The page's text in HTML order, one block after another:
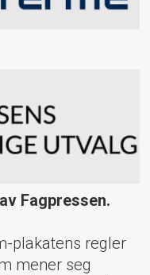
Fagpressen.
plakatens regler
mener seg